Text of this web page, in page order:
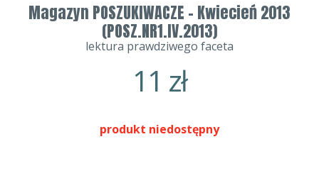
Magazyn POSZUKIWACZE - Kwiecień 2013
(POSZ.NR1.IV.2013)
lektura prawdziwego faceta
11 zł
produkt niedostępny